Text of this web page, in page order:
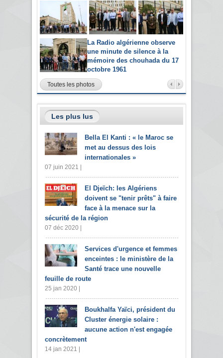
La Radio algérienne observe
une minute de silence à la
mémoire des chouhada du 17
octobre 1961
Toutes les photos
Les plus lus
Bella El Kanti : « le Maroc se
met au dessus des lois
internationales »
07 juin 2021 |
El Djeïch: les Algériens
doivent se "tenir prêts" à faire
face à la menace sur la
sécurité de la région
07 déc 2020 |
Services d'urgence et femmes
enceintes : le ministère de la
Santé trace une nouvelle
feuille de route
25 jan 2020 |
Boukhalfa Yaïci, président du
Cluster énergie solaire :
aucune action n'est engagée
concrètement
14 jan 2021 |